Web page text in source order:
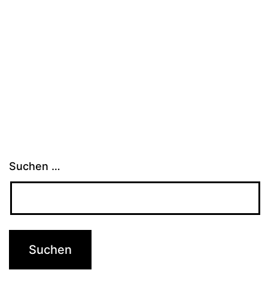
Suchen …